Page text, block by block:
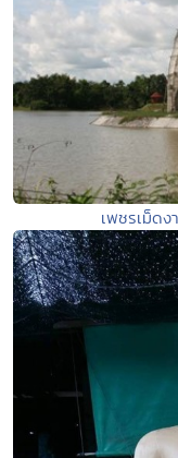
เพชรเม็ด